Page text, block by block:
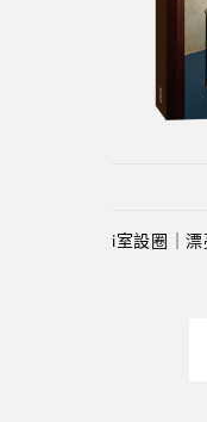
i室設圈│漂